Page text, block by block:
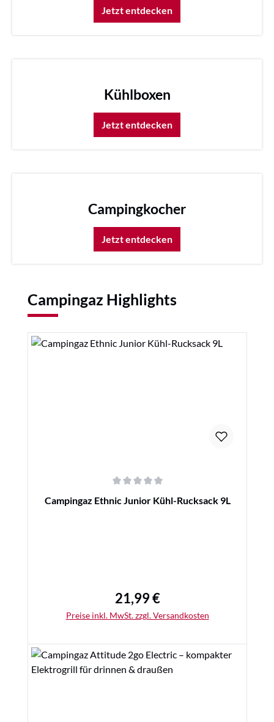
Jetzt entdecken
Kühlboxen
Jetzt entdecken
Campingkocher
Jetzt entdecken
Produktgalerie überspringen
Campingaz Highlights
Durchschnittliche Bewertung von 0 von 5 Sternen
Campingaz Ethnic Junior Kühl-Rucksack 9L
Regulärer Preis:
21,99 €
Preise inkl. MwSt. zzgl. Versandkosten